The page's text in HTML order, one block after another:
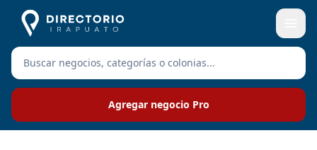
Agregar negocio Pro